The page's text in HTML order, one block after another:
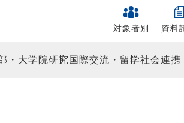
対象者別 資料
・大学院研究国際交流・留学社会連携